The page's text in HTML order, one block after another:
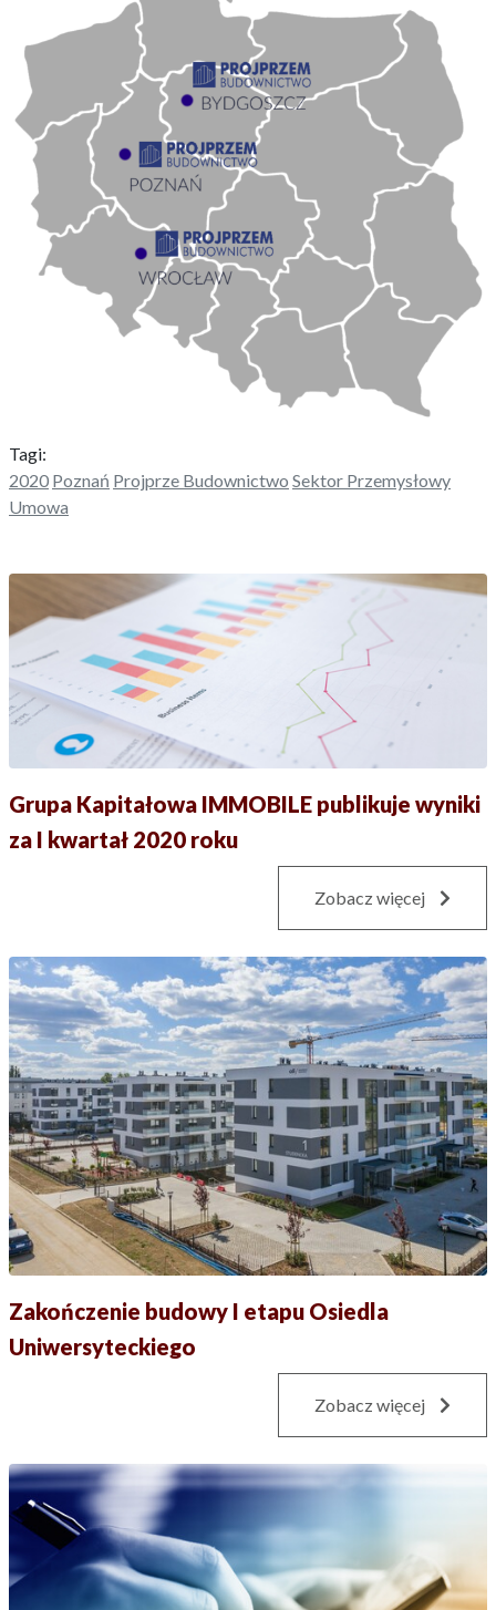
Tagi:
2020 Poznań Projprze Budownictwo Sektor Przemysłowy
Umowa
Grupa Kapitałowa IMMOBILE publikuje wyniki
za I kwartał 2020 roku
Zobacz więcej
Zakończenie budowy I etapu Osiedla
Uniwersyteckiego
Zobacz więcej